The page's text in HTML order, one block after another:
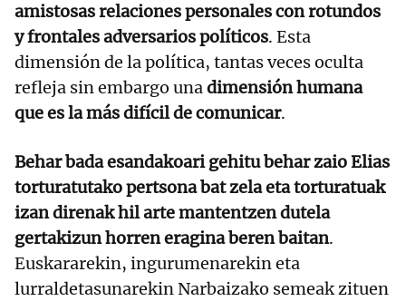
amistosas relaciones personales con rotundos
y frontales adversarios políticos. Esta
dimensión de la política, tantas veces oculta
refleja sin embargo unadimensión humana
que es la más difícil de comunicar.
Behar bada esandakoari gehitu behar zaio Elias
torturatutako pertsona bat zela eta torturatuak
izan direnak hil arte mantentzen dutela
gertakizun horren eragina beren baitan.
Euskararekin, ingurumenarekin eta
lurraldetasunarekin Narbaizako semeak zituen